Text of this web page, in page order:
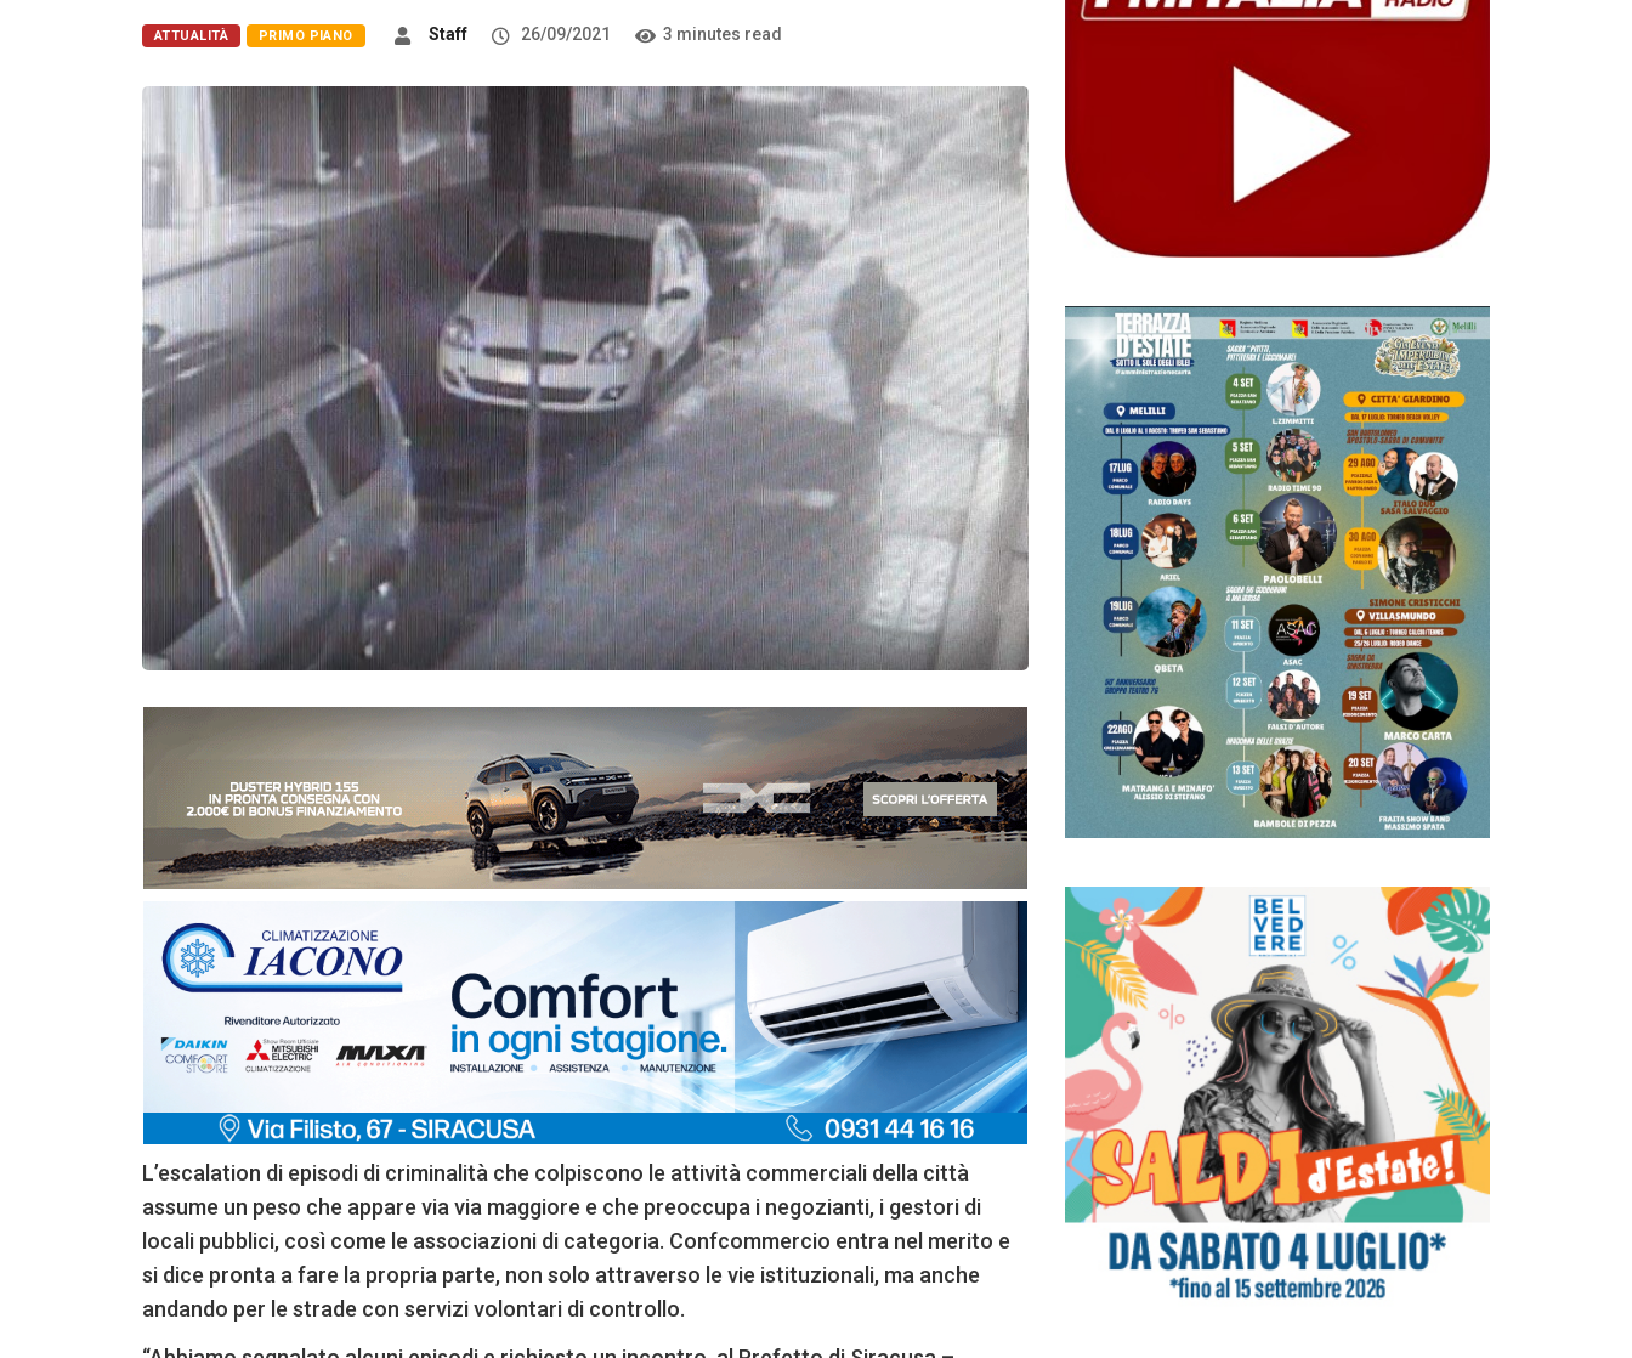
ATTUALITÀ PRIMO PIANO Staff 26/09/2021 3 minutes read
L’escalation di episodi di criminalità che colpiscono le attività commerciali della città
assume un peso che appare via via maggiore e che preoccupa i negozianti, i gestori di
locali pubblici, così come le associazioni di categoria. Confcommercio entra nel merito e
si dice pronta a fare la propria parte, non solo attraverso le vie istituzionali, ma anche
andando per le strade con servizi volontari di controllo.